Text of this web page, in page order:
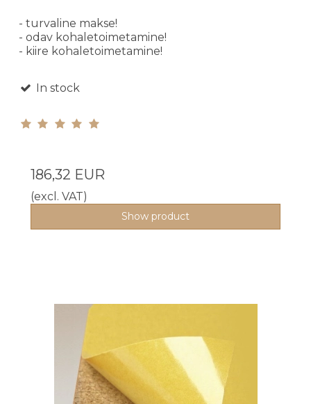
- turvaline makse!
- odav kohaletoimetamine!
- kiire kohaletoimetamine!
In stock
186,32 EUR
(excl. VAT)
Show product